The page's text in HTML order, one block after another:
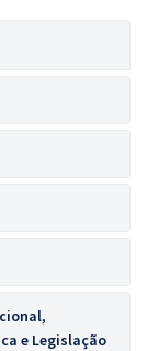
e Legislação